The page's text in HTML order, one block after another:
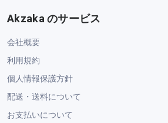
Akzaka のサービス
会社概要
利用規約
個人情報保護方針
配送・送料について
お支払いについて